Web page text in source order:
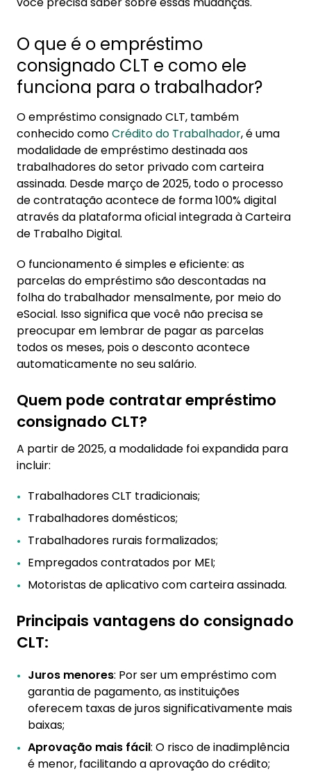
3.1. Calculando sua margem consignável:
3.2. Consulta da margem em tempo real
4. Como contratar um novo consignado tendo
outro ativo?
4.1. 1. Margem livre disponível
4.2. 3. Refinanciamento de consignado
5. Cuidado para não se endividar: os riscos de
ter múltiplos consignados
5.1. 1. Redução drástica do orçamento
5.2. 2. Perda de flexibilidade financeira
5.3. 3. Mudança de emprego e
O que é o empréstimo
consignado CLT e como ele
funciona para o trabalhador?
O empréstimo consignado CLT, também
conhecido comoCrédito do Trabalhador, é uma
modalidade de empréstimo destinada aos
trabalhadores do setor privado com carteira
assinada. Desde março de 2025, todo o processo
de contratação acontece de forma 100% digital
através da plataforma oficial integrada à Carteira
de Trabalho Digital.
O funcionamento é simples e eficiente: as
parcelas do empréstimo são descontadas na
folha do trabalhador mensalmente, por meio do
eSocial. Isso significa que você não precisa se
preocupar em lembrar de pagar as parcelas
todos os meses, pois o desconto acontece
automaticamente no seu salário.
Quem pode contratar empréstimo
consignado CLT?
A partir de 2025, a modalidade foi expandida para
incluir:
Trabalhadores CLT tradicionais;
Trabalhadores domésticos;
Trabalhadores rurais formalizados;
Empregados contratados por MEI;
Motoristas de aplicativo com carteira assinada.
Principais vantagens do consignado
CLT:
Juros menores: Por ser um empréstimo com
garantia de pagamento, as instituições
oferecem taxas de juros significativamente mais
baixas;
Aprovação mais fácil: O risco de inadimplência
é menor, facilitando a aprovação do crédito;